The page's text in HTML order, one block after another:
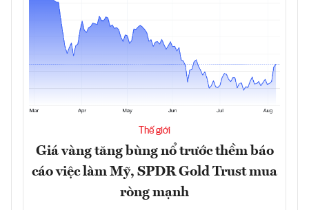
Thế giới
Giá vàng tăng bùng nổ trước thềm báo
cáo việc làm Mỹ, SPDR Gold Trust mua
ròng mạnh